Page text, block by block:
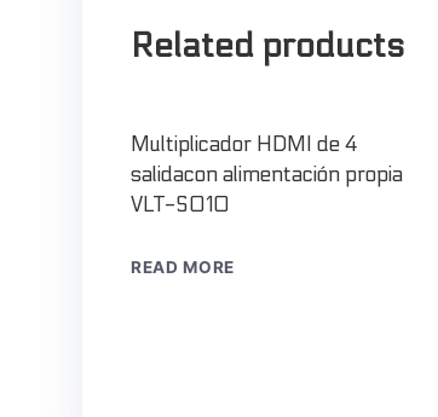
Related products
Multiplicador HDMI de 4
salidacon alimentación propia
VLT-S010
READ MORE